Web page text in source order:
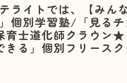
ライトでは、【み
個別学習塾/「見る
士道化師クラウン
る」個別フリース